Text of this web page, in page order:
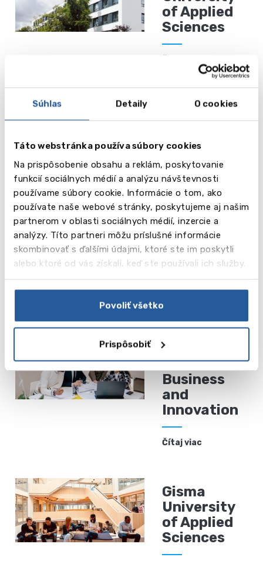
Súhlas Detaily O cookies
Táto webstránka používa súbory cookies
Na prispôsobenie obsahu a reklám, poskytovanie
funkcií sociálnych médií a analýzu návštevnosti
používame súbory cookie. Informácie o tom, ako
používate naše webové stránky, poskytujeme aj našim
partnerom v oblasti sociálnych médií, inzercie a
analýzy. Títo partneri môžu príslušné informácie
skombinovať s ďalšími údajmi, ktoré ste im poskytli
alebo ktoré od vás získali, keď ste používali ich služby.
Povoliť všetko
Prispôsobiť
of Applied
Sciences
Lancaster
Leipzig
Čítaj viac
Munich
Business
School
Berlin
School of
Business
and
Innovation
Čítaj viac
Gisma
University
of Applied
Sciences